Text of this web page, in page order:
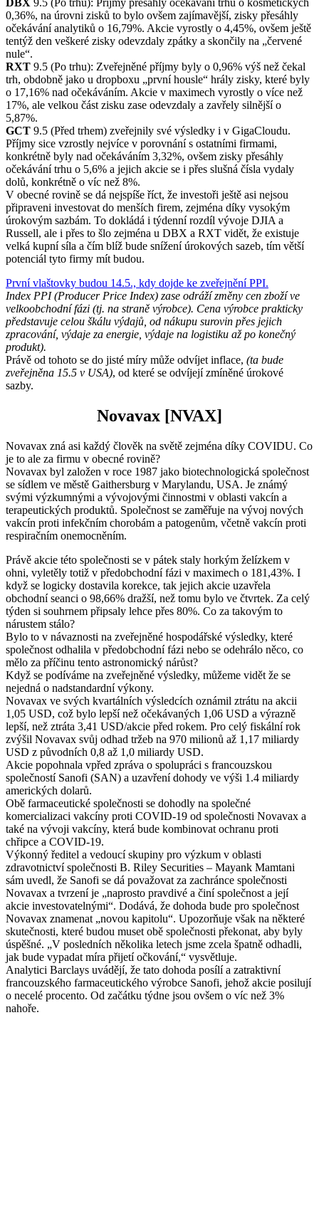
DBX 9.5 (Po trhu): Příjmy přesáhly očekávání trhu o kosmetických
0,36%, na úrovni zisků to bylo ovšem zajímavější, zisky přesáhly
očekávání analytiků o 16,79%. Akcie vyrostly o 4,45%, ovšem ještě
tentýž den veškeré zisky odevzdaly zpátky a skončily na „červené
nule“.
RXT 9.5 (Po trhu): Zveřejněné příjmy byly o 0,96% výš než čekal
trh, obdobně jako u dropboxu „první housle“ hrály zisky, které byly
o 17,16% nad očekáváním. Akcie v maximech vyrostly o více než
17%, ale velkou část zisku zase odevzdaly a zavřely silnější o
5,87%.
GCT 9.5 (Před trhem) zveřejnily své výsledky i v GigaCloudu.
Příjmy sice vzrostly nejvíce v porovnání s ostatními firmami,
konkrétně byly nad očekáváním 3,32%, ovšem zisky přesáhly
očekávání trhu o 5,6% a jejich akcie se i přes slušná čísla vydaly
dolů, konkrétně o víc než 8%.
V obecné rovině se dá nejspíše říct, že investoři ještě asi nejsou
připraveni investovat do menších firem, zejména díky vysokým
úrokovým sazbám. To dokládá i týdenní rozdíl vývoje DJIA a
Russell, ale i přes to šlo zejména u DBX a RXT vidět, že existuje
velká kupní síla a čím blíž bude snížení úrokových sazeb, tím větší
potenciál tyto firmy mít budou.
První vlaštovky budou 14.5., kdy dojde ke zveřejnění PPI.
Index PPI (Producer Price Index) zase odráží změny cen zboží ve
velkoobchodní fázi (tj. na straně výrobce). Cena výrobce prakticky
představuje celou škálu výdajů, od nákupu surovin přes jejich
zpracování, výdaje za energie, výdaje na logistiku až po konečný
produkt).
Právě od tohoto se do jisté míry může odvíjet inflace, (ta bude
zveřejněna 15.5 v USA), od které se odvíjejí zmíněné úrokové
sazby.
Novavax [NVAX]
Novavax zná asi každý člověk na světě zejména díky COVIDU. Co
je to ale za firmu v obecné rovině?
Novavax byl založen v roce 1987 jako biotechnologická společnost
se sídlem ve městě Gaithersburg v Marylandu, USA. Je známý
svými výzkumnými a vývojovými činnostmi v oblasti vakcín a
terapeutických produktů. Společnost se zaměřuje na vývoj nových
vakcín proti infekčním chorobám a patogenům, včetně vakcín proti
respiračním onemocněním.
Právě akcie této společnosti se v pátek staly horkým želízkem v
ohni, vyletěly totiž v předobchodní fázi v maximech o 181,43%. I
když se logicky dostavila korekce, tak jejich akcie uzavřela
obchodní seanci o 98,66% dražší, než tomu bylo ve čtvrtek. Za celý
týden si souhrnem připsaly lehce přes 80%. Co za takovým to
nárustem stálo?
Bylo to v návaznosti na zveřejněné hospodářské výsledky, které
společnost odhalila v předobchodní fázi nebo se odehrálo něco, co
mělo za příčinu tento astronomický nárůst?
Když se podíváme na zveřejněné výsledky, můžeme vidět že se
nejedná o nadstandardní výkony.
Novavax ve svých kvartálních výsledcích oznámil ztrátu na akcii
1,05 USD, což bylo lepší než očekávaných 1,06 USD a výrazně
lepší, než ztráta 3,41 USD/akcie před rokem. Pro celý fiskální rok
zvýšil Novavax svůj odhad tržeb na 970 milionů až 1,17 miliardy
USD z původních 0,8 až 1,0 miliardy USD.
Akcie popohnala vpřed zpráva o spolupráci s francouzskou
společností Sanofi (SAN) a uzavření dohody ve výši 1.4 miliardy
amerických dolarů.
Obě farmaceutické společnosti se dohodly na společné
komercializaci vakcíny proti COVID-19 od společnosti Novavax a
také na vývoji vakcíny, která bude kombinovat ochranu proti
chřipce a COVID-19.
Výkonný ředitel a vedoucí skupiny pro výzkum v oblasti
zdravotnictví společnosti B. Riley Securities – Mayank Mamtani
sám uvedl, že Sanofi se dá považovat za zachránce společnosti
Novavax a tvrzení je „naprosto pravdivé a činí společnost a její
akcie investovatelnými“. Dodává, že dohoda bude pro společnost
Novavax znamenat „novou kapitolu“. Upozorňuje však na některé
skutečnosti, které budou muset obě společnosti překonat, aby byly
úspěšné. „V posledních několika letech jsme zcela špatně odhadli,
jak bude vypadat míra přijetí očkování,“ vysvětluje.
Analytici Barclays uvádějí, že tato dohoda posílí a zatraktivní
francouzského farmaceutického výrobce Sanofi, jehož akcie posilují
o necelé procento. Od začátku týdne jsou ovšem o víc než 3%
nahoře.